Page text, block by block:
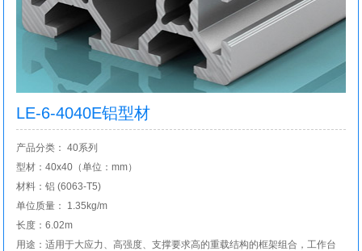
LE-6-4040E铝型材
产品分类： 40系列
型材：40x40（单位：mm）
材料：铝 (6063-T5)
单位质量： 1.35kg/m
长度：6.02m
用途：适用于大应力、高强度、支撑要求高的重载结构的框架组合，工作台